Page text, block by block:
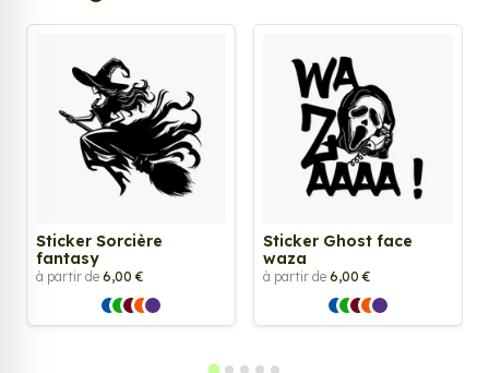
Sticker Sorcière
fantasy
à partir de 6,00 €
Sticker Ghost face
waza
à partir de 6,00 €